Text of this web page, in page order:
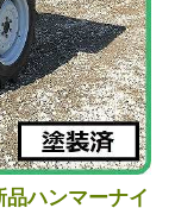
ハンマーナイ